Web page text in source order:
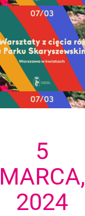
5
MARCA,
2024